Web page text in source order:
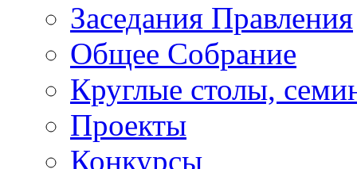
Заседания Правления
Общее Собрание
Круглые столы,
Проекты
Конкурсы